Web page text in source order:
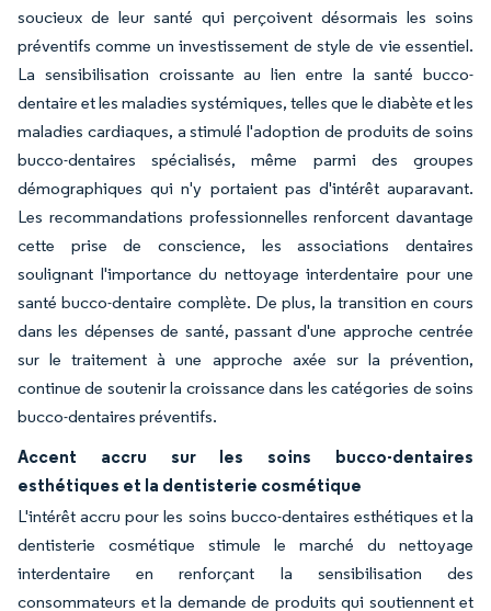
soucieux de leur santé qui perçoivent désormais les soins
préventifs comme un investissement de style de vie essentiel.
La sensibilisation croissante au lien entre la santé bucco-
dentaire et les maladies systémiques, telles que le diabète et les
maladies cardiaques, a stimulé l'adoption de produits de soins
bucco-dentaires spécialisés, même parmi des groupes
démographiques qui n'y portaient pas d'intérêt auparavant.
Les recommandations professionnelles renforcent davantage
cette prise de conscience, les associations dentaires
soulignant l'importance du nettoyage interdentaire pour une
santé bucco-dentaire complète. De plus, la transition en cours
dans les dépenses de santé, passant d'une approche centrée
sur le traitement à une approche axée sur la prévention,
continue de soutenir la croissance dans les catégories de soins
bucco-dentaires préventifs.
Accent accru sur les soins bucco-dentaires
esthétiques et la dentisterie cosmétique
L'intérêt accru pour les soins bucco-dentaires esthétiques et la
dentisterie cosmétique stimule le marché du nettoyage
interdentaire en renforçant la sensibilisation des
consommateurs et la demande de produits qui soutiennent et